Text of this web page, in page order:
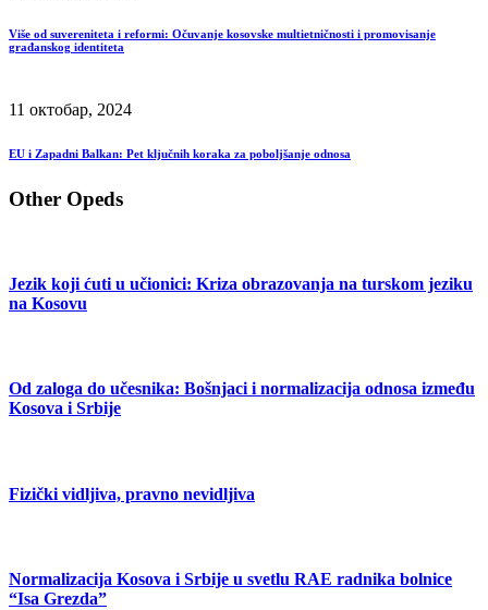
Više od suvereniteta i reformi: Očuvanje kosovske multietničnosti i promovisanje
građanskog identiteta
11 октобар, 2024
EU i Zapadni Balkan: Pet ključnih koraka za poboljšanje odnosa
Other Opeds
Jezik koji ćuti u učionici: Kriza obrazovanja na turskom jeziku
na Kosovu
Od zaloga do učesnika: Bošnjaci i normalizacija odnosa između
Kosova i Srbije
Fizički vidljiva, pravno nevidljiva
Normalizacija Kosova i Srbije u svetlu RAE radnika bolnice
“Isa Grezda”